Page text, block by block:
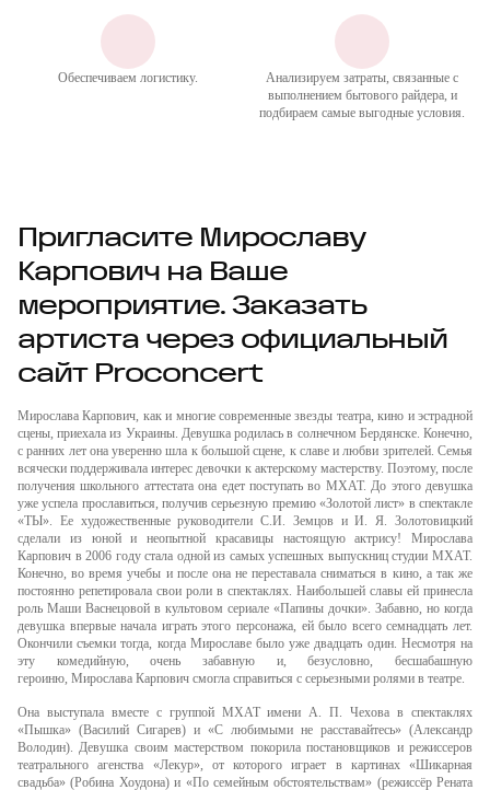
Обеспечиваем логистику.
Анализируем затраты, связанные с
выполнением бытового райдера, и
подбираем самые выгодные условия.
Пригласите Мирославу
Карпович на Ваше
мероприятие. Заказать
артиста через официальный
сайт Proconcert
Мирослава Карпович, как и многие современные звезды театра, кино и эстрадной
сцены, приехала из Украины. Девушка родилась в солнечном Бердянске. Конечно,
с ранних лет она уверенно шла к большой сцене, к славе и любви зрителей. Семья
всячески поддерживала интерес девочки к актерскому мастерству. Поэтому, после
получения школьного аттестата она едет поступать во МХАТ. До этого девушка
уже успела прославиться, получив серьезную премию «Золотой лист» в спектакле
«ТЫ». Ее художественные руководители С.И. Земцов и И. Я. Золотовицкий
сделали из юной и неопытной красавицы настоящую актрису! Мирослава
Карпович в 2006 году стала одной из самых успешных выпускниц студии МХАТ.
Конечно, во время учебы и после она не переставала сниматься в кино, а так же
постоянно репетировала свои роли в спектаклях. Наибольшей славы ей принесла
роль Маши Васнецовой в культовом сериале «Папины дочки». Забавно, но когда
девушка впервые начала играть этого персонажа, ей было всего семнадцать лет.
Окончили съемки тогда, когда Мирославе было уже двадцать один. Несмотря на
эту комедийную, очень забавную и, безусловно, бесшабашную
героиню, Мирослава Карпович смогла справиться с серьезными ролями в театре.
Она выступала вместе с группой МХАТ имени А. П. Чехова в спектаклях
«Пышка» (Василий Сигарев) и «С любимыми не расставайтесь» (Александр
Володин). Девушка своим мастерством покорила постановщиков и режиссеров
театрального агенства «Лекур», от которого играет в картинах «Шикарная
свадьба» (Робина Хоудона) и «По семейным обстоятельствам» (режиссёр Рената